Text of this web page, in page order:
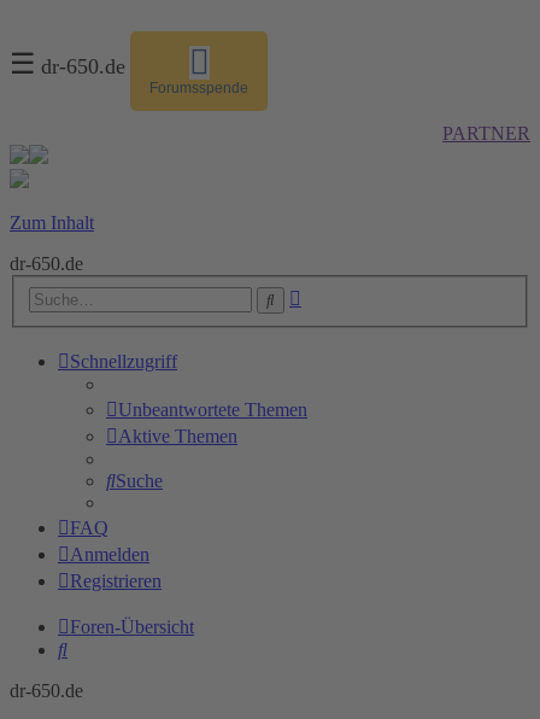
☰ dr-650.de
Forumsspende
PARTNER
Zum Inhalt
dr-650.de
Suche
Schnellzugriff
Unbeantwortete Themen
Aktive Themen
Suche
FAQ
Anmelden
Registrieren
Foren-Übersicht
Suche
dr-650.de